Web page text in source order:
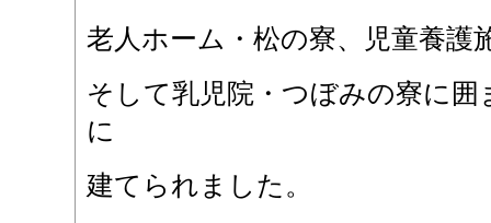
老人ホーム・松の寮、児童養護
そして乳児院・つぼみの寮に
に
建てられました。